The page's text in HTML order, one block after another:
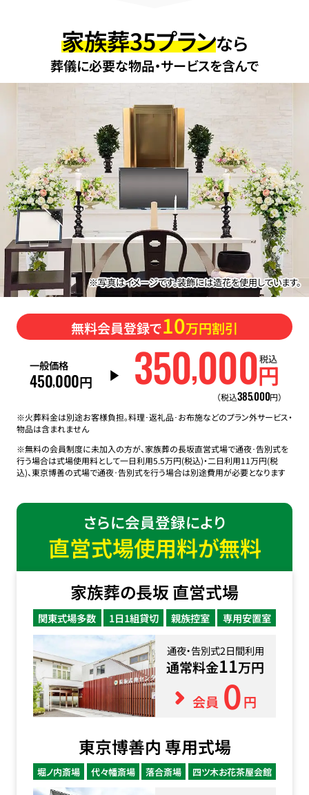
家族葬35プランなら
葬儀に必要な物品・サービスを含んで
※写真はイメージです。装飾には造花を使用しています。
無料会員登録で10万円割引
一般価格
450,000円 350,000円
税込
（税込385,000円）
※火葬料金は別途お客様負担。料理･返礼品･お布施などのプラン外サービス・
物品は含まれません
※無料の会員制度に未加入の方が、家族葬の長坂直営式場で通夜･告別式を
行う場合は式場使用料として一日利用5.5万円(税込)・二日利用11万円(税
込)、東京博善の式場で通夜･告別式を行う場合は別途費用が必要となります
さらに会員登録により
直営式場使用料が無料
家族葬の長坂 直営式場
関東式場多数 1日1組貸切 親族控室 専用安置室
通夜・告別式2日間利用
通常料金11万円
会員 0円
東京博善内 専用式場
堀ノ内斎場 代々幡斎場 落合斎場 四ツ木お花茶屋会館